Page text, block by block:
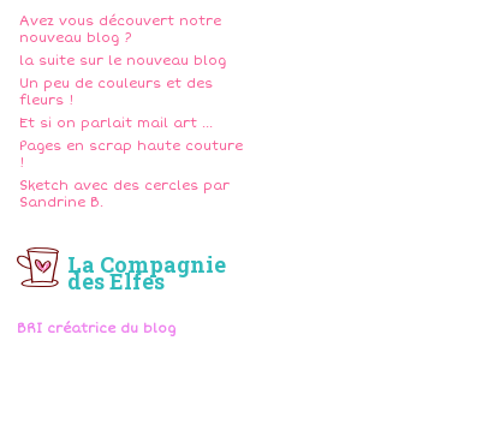
Avez vous découvert notre
nouveau blog ?
la suite sur le nouveau blog
Un peu de couleurs et des
fleurs !
Et si on parlait mail art ...
Pages en scrap haute couture
!
Sketch avec des cercles par
Sandrine B.
La Compagnie
des Elfes
BRI créatrice du blog